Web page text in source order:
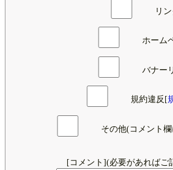
リ
ホーム
バナー
規約違反[
その他(コメント
[コメント](必要があればご